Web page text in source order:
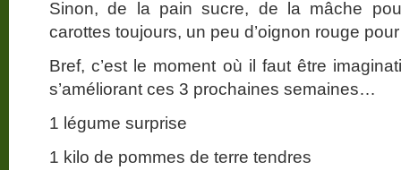
Sinon, de la pain sucre, de la mâche
carottes toujours, un peu d’oignon rouge
Bref, c’est le moment où il faut être
s’améliorant ces 3 prochaines semaines…
1 légume surprise
1 kilo de pommes de terre tendres